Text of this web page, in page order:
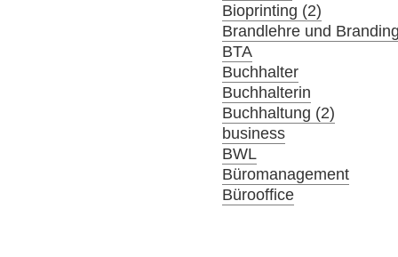
Bioprinting (2)
Brandlehre und
BTA
Buchhalter
Buchhalterin
Buchhaltung (2)
business
BWL
Büromanagement
Bürooffice